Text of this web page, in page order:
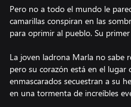
Pero no a todo el mundo le
camarillas conspiran en las
para oprimir al pueblo. Su primer
La joven ladrona Marla no sabe
pero su corazón está en el lugar
enmascarados secuestran a su
en una tormenta de increíbles